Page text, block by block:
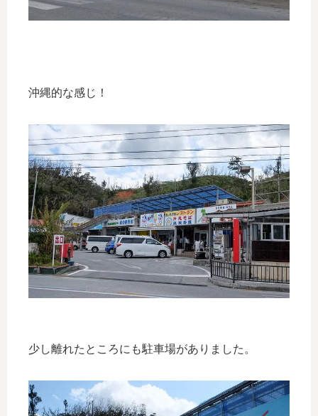
沖縄的な感じ！
少し離れたところにも駐車場がありました。